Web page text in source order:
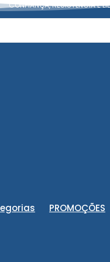
CONFIANÇA, RESISTÊNCIA E
PROMOÇÕES